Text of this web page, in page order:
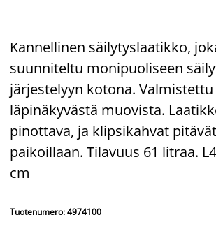
Kannellinen säilytyslaatikko,
suunniteltu monipuoliseen
järjestelyyn kotona.
läpinäkyvästä muovista.
pinottava, ja klipsikahvat
paikoillaan. Tilavuus 61 litraa.
cm
Tuotenumero: 4974100